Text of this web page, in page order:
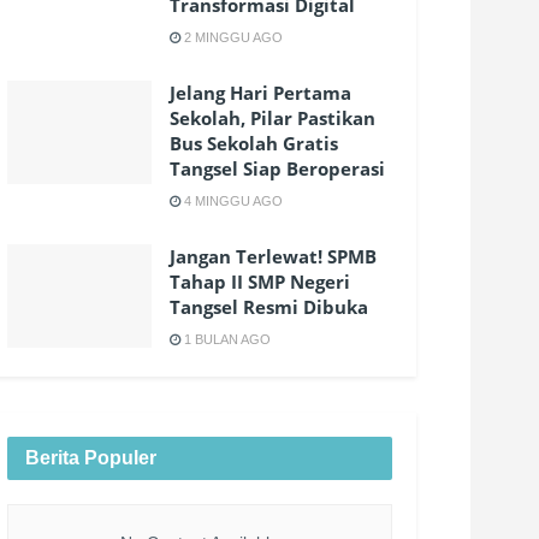
Transformasi Digital
2 MINGGU AGO
Jelang Hari Pertama
Sekolah, Pilar Pastikan
Bus Sekolah Gratis
Tangsel Siap Beroperasi
4 MINGGU AGO
Jangan Terlewat! SPMB
Tahap II SMP Negeri
Tangsel Resmi Dibuka
1 BULAN AGO
Berita Populer